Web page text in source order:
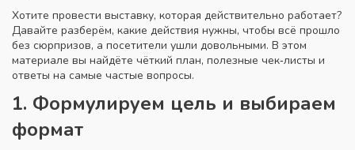
Хотите провести выставку, которая действительно работает?
Давайте разберём, какие действия нужны, чтобы всё прошло
без сюрпризов, а посетители ушли довольными. В этом
материале вы найдёте чёткий план, полезные чек‑листы и
ответы на самые частые вопросы.
1. Формулируем цель и выбираем
формат